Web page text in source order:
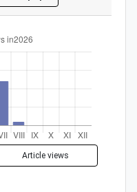
Article views